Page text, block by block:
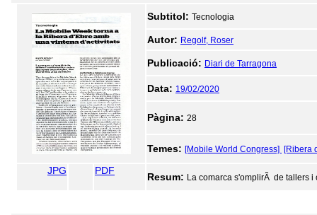
Subtitol: Tecnologia
Autor: Regolf, Roser
Publicació: Diari de Tarragona
Data: 19/02/2020
Pàgina: 28
Temes: [Mobile World Congress] [Ribera
JPG PDF
Resum: La comarca s'omplirÃ de tallers i